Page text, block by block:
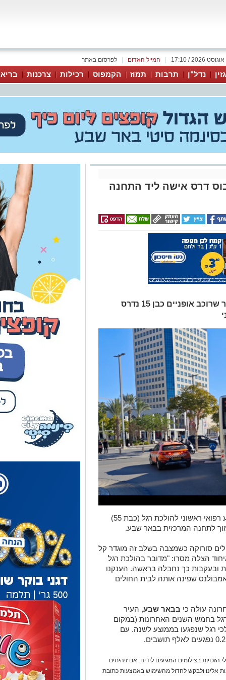
לפרסום באתר המייל האדום
נדל"ן תרבות תמוז הקמפוס רכילות צרכנות
דרס אישה ליד התחנה
האירוע החמור התרחש זמן קצר לאחר שרוכב אופניים כבן 15 נדרס
צוותי הרפואה של איחוד הצלה העניקו סיוע רפואי ראשוני להולכת רגל (כבת 55)
לתחנה המרכזית בבאר שבע.
סורוקה כשמצבה בשלב זה מוגדר קל
איחוד הצלה מסרו: "מדובר בהולכת רגל
ובעקבות כך נחבלה בראשה. הענקנו
שפינה אותה לבית החולים
עולה כי בבאר שבע, העיר
בנגב, נפגעו 240 הולכי רגל בחמש השנים האחרונות (במקום
הרצליה), שאלו למעשה 48 הולכי רגל שנפגעו בממוצע לשנה. עם
בצילומים המגיעים לידינו. אם זיהיתים
אלינו ולבקש לחדול מהשימוש באמצעות כתובת